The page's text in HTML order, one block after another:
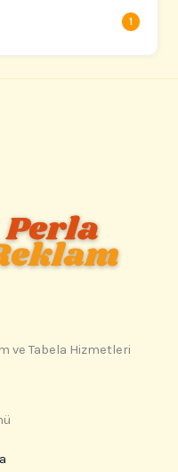
1
ve Tabela Hizmetleri